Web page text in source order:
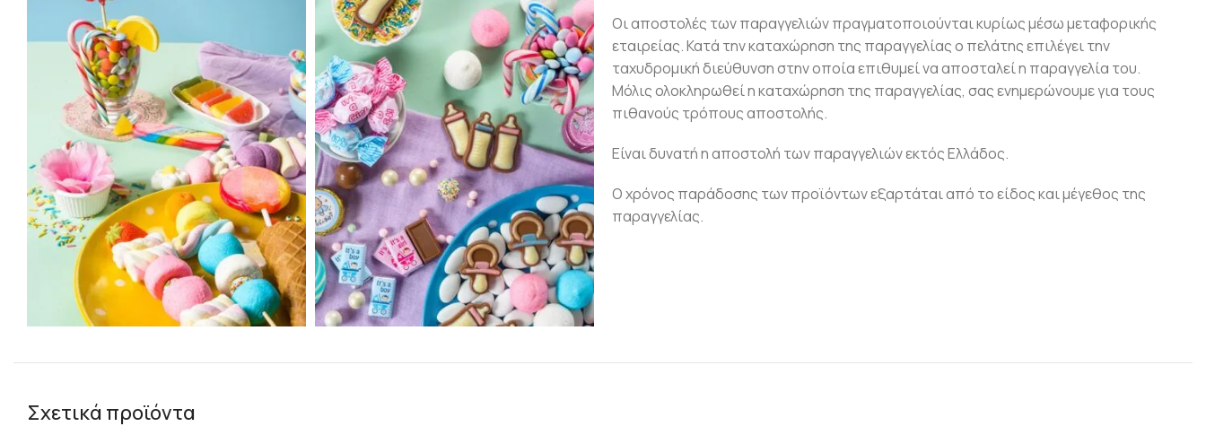
Οι αποστολές των παραγγελιών πραγματοποιούνται κυρίως μέσω μεταφορικής
εταιρείας. Κατά την καταχώρηση της παραγγελίας ο πελάτης επιλέγει την
ταχυδρομική διεύθυνση στην οποία επιθυμεί να αποσταλεί η παραγγελία του.
Μόλις ολοκληρωθεί η καταχώρηση της παραγγελίας, σας ενημερώνουμε για τους
πιθανούς τρόπους αποστολής.
Είναι δυνατή η αποστολή των παραγγελιών εκτός Ελλάδος.
Ο χρόνος παράδοσης των προϊόντων εξαρτάται από το είδος και μέγεθος της
παραγγελίας.
Σχετικά προϊόντα